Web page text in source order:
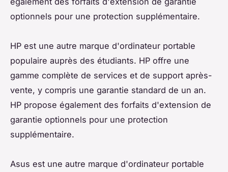
optionnels pour une protection supplémentaire.
HP est une autre marque d'ordinateur portable
populaire auprès des étudiants. HP offre une
gamme complète de services et de support après-
vente, y compris une garantie standard de un an.
HP propose également des forfaits d'extension de
garantie optionnels pour une protection
supplémentaire.
Asus est une autre marque d'ordinateur portable